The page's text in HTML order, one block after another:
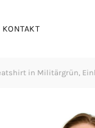
KONTAKT
in Militärgrün,